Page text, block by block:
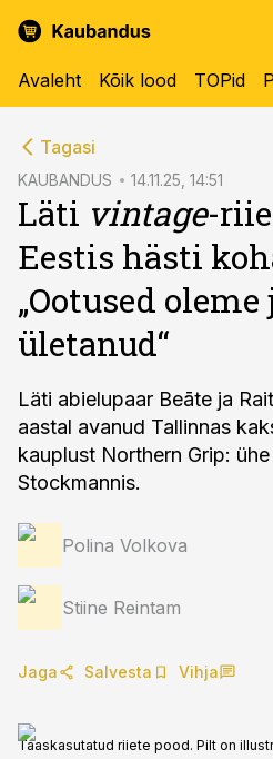
Avaleht Kõik lood TOPid
Tagasi
KAUBANDUS 14.11.25, 14:51
Läti vintage-
Eestis hästi
„Ootused oleme
ületanud“
Läti abielupaar Beāte ja
aastal avanud Tallinnas
kauplust Northern Grip:
Stockmannis.
Polina Volkova
Stiine Reintam
Jaga Salvesta Vihja
Taaskasutatud riiete pood. Pilt on